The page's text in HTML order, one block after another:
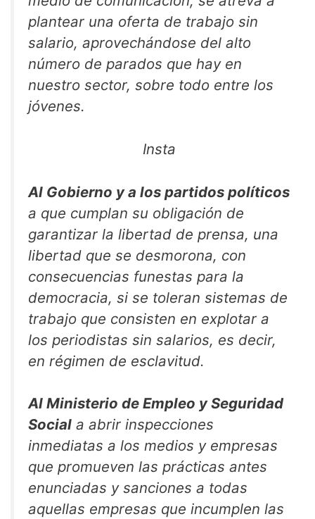
plantear una oferta de trabajo sin
salario, aprovechándose del alto
número de parados que hay en
nuestro sector, sobre todo entre los
jóvenes.
Insta
Al Gobierno y a los partidos políticos
a que cumplan su obligación de
garantizar la libertad de prensa, una
libertad que se desmorona, con
consecuencias funestas para la
democracia, si se toleran sistemas de
trabajo que consisten en explotar a
los periodistas sin salarios, es decir,
en régimen de esclavitud.
Al Ministerio de Empleo y Seguridad
Social a abrir inspecciones
inmediatas a los medios y empresas
que promueven las prácticas antes
enunciadas y sanciones a todas
aquellas empresas que incumplen las